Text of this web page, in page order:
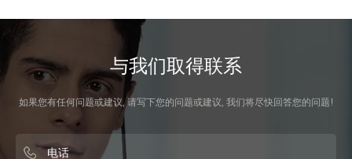
与我们取得联系
如果您有任何问题或建议, 请写下您的问题或建议, 我们将尽快回答您的问题!